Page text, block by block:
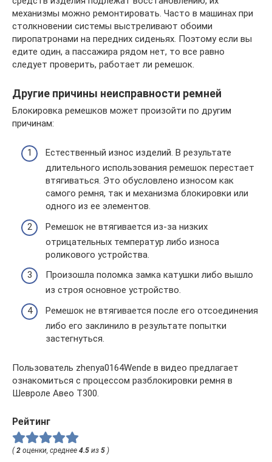
механизмы можно ремонтировать. Часто в машинах при
столкновении системы выстреливают обоими
пиропатронами на передних сиденьях. Поэтому если вы
едите один, а пассажира рядом нет, то все равно
следует проверить, работает ли ремешок.
Другие причины неисправности ремней
Блокировка ремешков может произойти по другим
причинам:
Естественный износ изделий. В результате
длительного использования ремешок перестает
втягиваться. Это обусловлено износом как
самого ремня, так и механизма блокировки или
одного из ее элементов.
Ремешок не втягивается из-за низких
отрицательных температур либо износа
роликового устройства.
Произошла поломка замка катушки либо вышло
из строя основное устройство.
Ремешок не втягивается после его отсоединения
либо его заклинило в результате попытки
застегнуться.
Пользователь zhenya0164Wende в видео предлагает
ознакомиться с процессом разблокировки ремня в
Шевроле Авео T300.
Рейтинг
(2 оценки, среднее 4.5 из 5 )